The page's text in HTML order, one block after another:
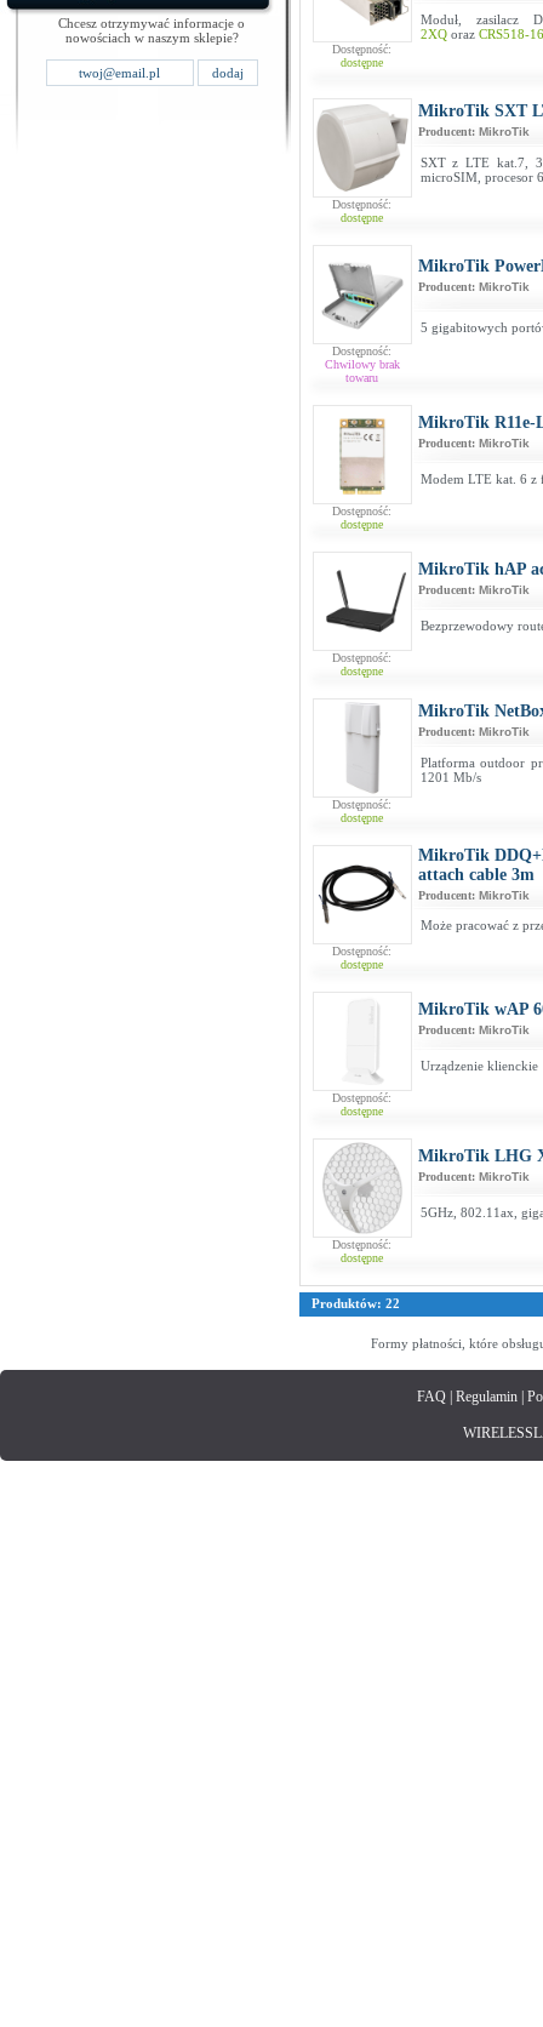
Chcesz otrzymywać informacje o
nowościach w naszym sklepie?
Dostępność:
dostępne
Moduł,
2XQoraz CRS518-
Dostępność:
dostępne
MikroTik SXT
Producent: MikroTik
SXT z LTE kat.7,
microSIM, procesor
Dostępność:
Chwilowy brak
towaru
MikroTik
Producent: MikroTik
5 gigabitowych
Dostępność:
dostępne
MikroTik R11e-
Producent: MikroTik
Modem LTE kat. 6 z
Dostępność:
dostępne
MikroTik hAP
Producent: MikroTik
Bezprzewodowy
Dostępność:
dostępne
MikroTik
Producent: MikroTik
Platforma outdoor
1201 Mb/s
Dostępność:
dostępne
MikroTik
attach cable 3m
Producent: MikroTik
Może pracować z
Dostępność:
dostępne
MikroTik wAP
Producent: MikroTik
Urządzenie klienckie
Dostępność:
dostępne
MikroTik LHG
Producent: MikroTik
5GHz, 802.11ax,
Produktów: 22
Formy płatności, które
FAQ| Regulamin|